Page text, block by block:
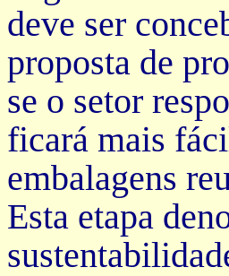
deve ser
proposta de
se o setor
ficará mais
embalagens
Esta etapa